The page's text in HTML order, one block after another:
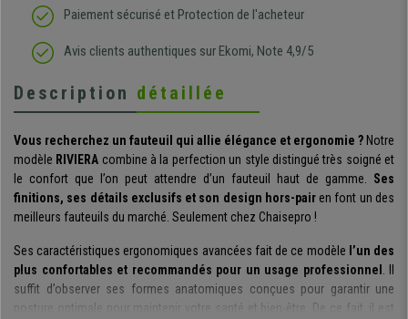
Paiement sécurisé et Protection de l'acheteur
Avis clients authentiques sur Ekomi, Note 4,9/5
Description détaillée
Vous recherchez un fauteuil qui allie élégance et ergonomie ? Notre
modèle RIVIERA combine à la perfection un style distingué très soigné et
le confort que l’on peut attendre d’un fauteuil haut de gamme. Ses
finitions, ses détails exclusifs et son design hors-pair en font un des
meilleurs fauteuils du marché. Seulement chez Chaisepro !
Ses caractéristiques ergonomiques avancées fait de ce modèle l’un des
plus confortables et recommandés pour un usage professionnel . Il
suffit d’observer ses formes anatomiques conçues pour garantir une
posture optimale pour maintenir votre santé et bien-être. De ce fait, il est